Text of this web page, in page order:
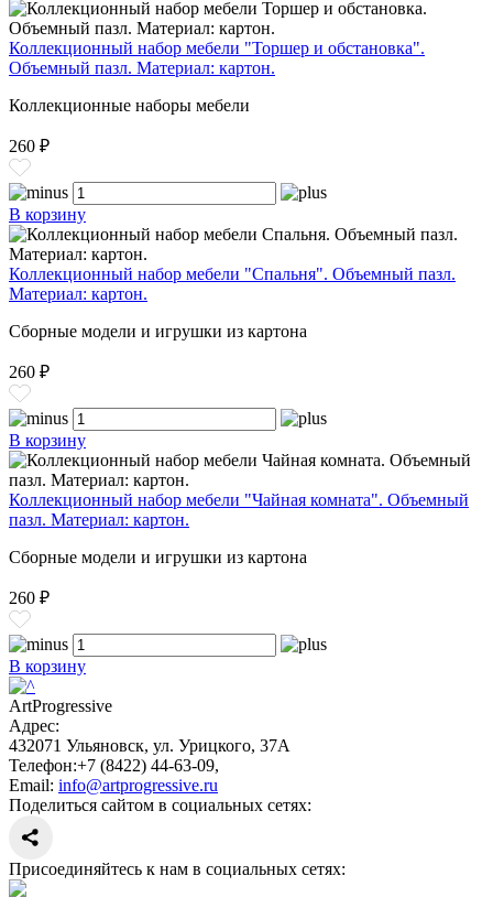
Коллекционный набор мебели "Торшер и обстановка".
Объемный пазл. Материал: картон.
Коллекционные наборы мебели
260 ₽
В корзину
Коллекционный набор мебели "Спальня". Объемный пазл.
Материал: картон.
Сборные модели и игрушки из картона
260 ₽
В корзину
Коллекционный набор мебели "Чайная комната". Объемный
пазл. Материал: картон.
Сборные модели и игрушки из картона
260 ₽
В корзину
ArtProgressive
Адрес:
432071 Ульяновск, ул. Урицкого, 37А
Телефон:+7 (8422) 44-63-09,
Email: info@artprogressive.ru
Поделиться сайтом в социальных сетях:
Присоединяйтесь к нам в социальных сетях: